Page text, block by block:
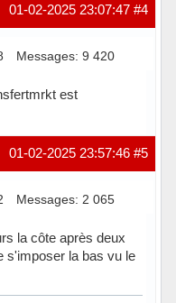
#4
01-02-2025 23:07:47
Messages: 9 420
est
#5
01-02-2025 23:57:46
Messages: 2 065
la côte après deux
s'imposer la bas vu le